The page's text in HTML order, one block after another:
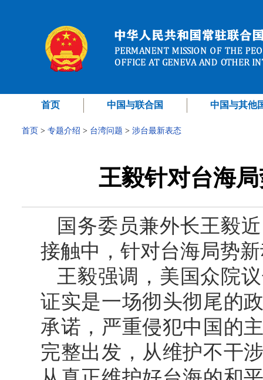
首页 中国与联合国 中国与其他
首页 > 专题介绍 > 台湾问题 > 涉台最新表态
王毅针对台海
国务委员兼外长王毅
接触中，针对台海局势
王毅强调，美国众院
证实是一场彻头彻尾的
承诺，严重侵犯中国的
完整出发，从维护不干